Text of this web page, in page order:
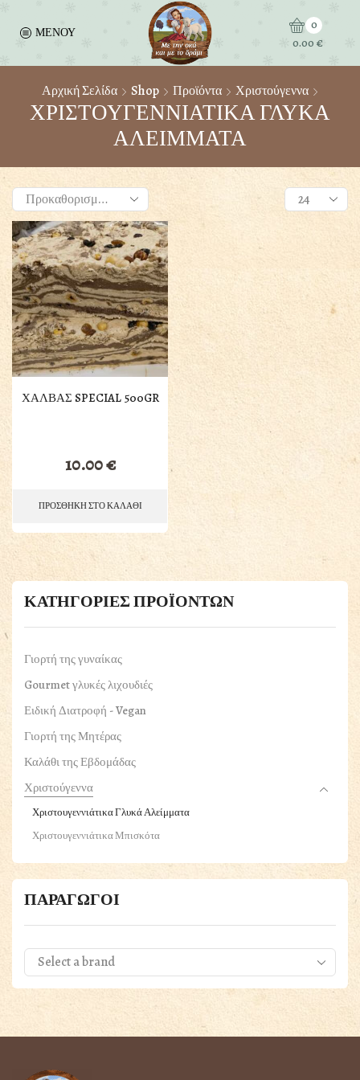
ΜΕΝΟΥ
0
0.00€
Αρχική Σελίδα Shop Προϊόντα Χριστούγεννα
ΧΡΙΣΤΟΥΓΕΝΝΙΑΤΙΚΑ ΓΛΥΚΑ
ΑΛΕΙΜΜΑΤΑ
Products
per
ΧΑΛΒΑΣ SPECIAL 500GR
10.00€
ΠΡΟΣΘΗΚΗ ΣΤΟ ΚΑΛΑΘΙ
ΚΑΤΗΓΟΡΙΕΣ ΠΡΟΪΟΝΤΩΝ
Γιορτή της γυναίκας
Gourmet γλυκές λιχουδιές
Ειδική Διατροφή - Vegan
Γιορτή της Μητέρας
Καλάθι της Εβδομάδας
Χριστούγεννα
Χριστουγεννιάτικα Γλυκά Αλείμματα
Χριστουγεννιάτικα Μπισκότα
Panettone
Γαλακτοκομικά
Τυριά
Δημητριακά & Ξηροί Καρποί
ΠΑΡΑΓΩΓΟΙ